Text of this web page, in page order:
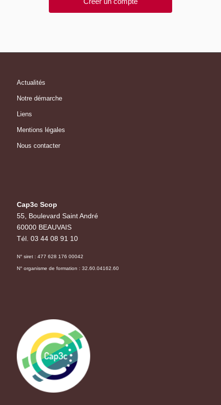
Actualités
Notre démarche
Liens
Mentions légales
Nous contacter
Cap3c Scop
55, Boulevard Saint André
60000 BEAUVAIS
Tél. 03 44 08 91 10
N° siret : 477 628 176 00042
N° organisme de formation : 32.60.04162.60